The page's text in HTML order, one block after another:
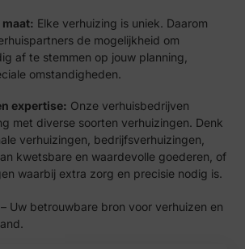
Elke verhuizing is uniek. Daarom
de mogelijkheid om
af te stemmen op jouw planning,
omstandigheden.
expertise: Onze verhuisbedrijven
met diverse soorten verhuizingen. Denk
verhuizingen, bedrijfsverhuizingen,
kwetsbare en waardevolle goederen, of
waarbij extra zorg en precisie nodig is.
– Uw betrouwbare bron voor verhuizen en